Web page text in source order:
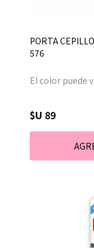
PORTA
576
El color puede
$U 89